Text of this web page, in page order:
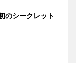
のシークレット